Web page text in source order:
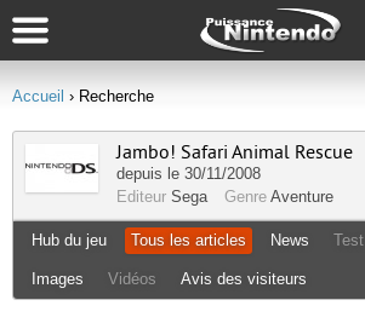
Accueil › Recherche
Jambo! Safari Animal Rescue
depuis le 30/11/2008
Editeur Sega Genre Aventure
Hub du jeu Tous les articles News Test
Images Vidéos Avis des visiteurs